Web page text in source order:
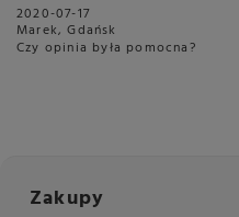
2020-07-17
Marek, Gdańsk
Czy opinia była pomocna?
Zakupy